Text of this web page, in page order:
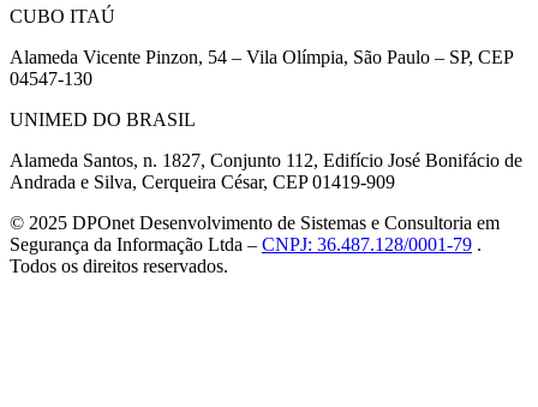
CUBO ITAÚ
Alameda Vicente Pinzon, 54 – Vila Olímpia, São Paulo – SP, CEP
04547-130
UNIMED DO BRASIL
Alameda Santos, n. 1827, Conjunto 112, Edifício José Bonifácio de
Andrada e Silva, Cerqueira César, CEP 01419-909
© 2025 DPOnet Desenvolvimento de Sistemas e Consultoria em
Segurança da Informação Ltda – CNPJ: 36.487.128/0001-79 .
Todos os direitos reservados.